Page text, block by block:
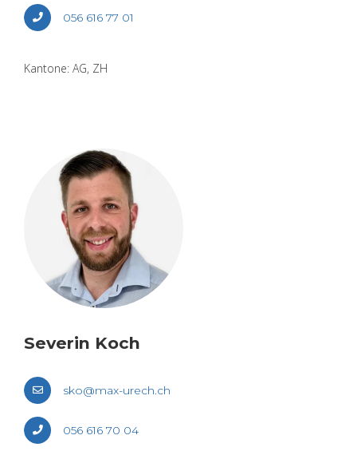
056 616 77 01
Kan­to­ne: AG, ZH
Se­ve­rin Koch
sko@​max-​urech.​ch
056 616 70 04